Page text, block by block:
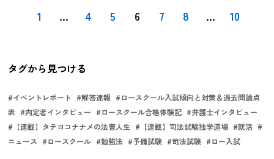
1 ... 4 5 6 7 8 ... 10
タグから見つける
#イベントレポート #解答速報 #ロースクール入試傾向と対策＆過去問論点
表 #内定者インタビュー #ロースクール合格体験記 #弁護士インタビュー
# 【連載】タテヨコナナメの法曹人生 # 【連載】司法試験独学道場 #就活 #
ニュース #ロースクール #勉強法 #予備試験 #司法試験 #ロー入試